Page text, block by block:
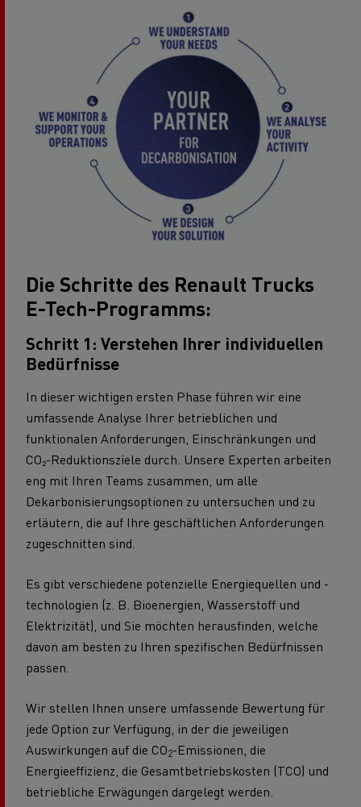
Die Schritte des Renault Trucks
E-Tech-Programms:
Schritt 1: Verstehen Ihrer individuellen
Bedürfnisse
In dieser wichtigen ersten Phase führen wir eine
umfassende Analyse Ihrer betrieblichen und
funktionalen Anforderungen, Einschränkungen und
CO₂-Reduktionsziele durch. Unsere Experten arbeiten
eng mit Ihren Teams zusammen, um alle
Dekarbonisierungsoptionen zu untersuchen und zu
erläutern, die auf Ihre geschäftlichen Anforderungen
zugeschnitten sind.
Es gibt verschiedene potenzielle Energiequellen und -
technologien (z. B. Bioenergien, Wasserstoff und
Elektrizität), und Sie möchten herausfinden, welche
davon am besten zu Ihren spezifischen Bedürfnissen
passen.
Wir stellen Ihnen unsere umfassende Bewertung für
jede Option zur Verfügung, in der die jeweiligen
Auswirkungen auf die CO2-Emissionen, die
Energieeffizienz, die Gesamtbetriebskosten (TCO) und
betriebliche Erwägungen dargelegt werden.